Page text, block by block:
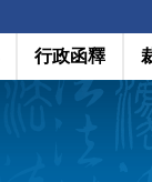
行政函釋